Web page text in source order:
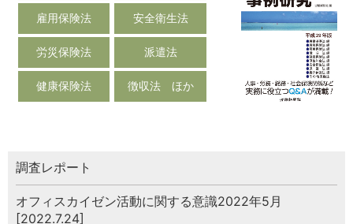
雇用保険法 安全衛生法
労災保険法 派遣法
健康保険法 徴収法 ほか
調査レポート
オフィスカイゼン活動に関する意識2022年5月
[2022.7.24]